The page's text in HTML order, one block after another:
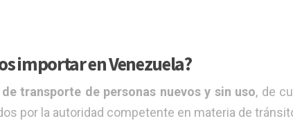
importar en Venezuela?
transporte de personas nuevos y sin uso, de
por la autoridad competente en materia de